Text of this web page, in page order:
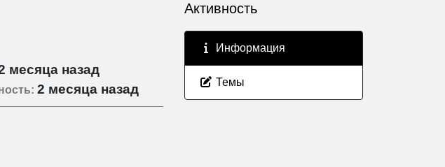
месяца назад
2 месяца назад
Активность
Информация
Темы